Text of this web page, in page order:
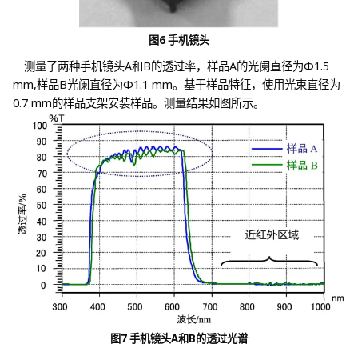
图6 手机镜头
测量了两种手机镜头A和B的透过率，样品A的光阑直径为Φ1.5
mm,样品B光阑直径为Φ1.1 mm。基于样品特征，使用光束直径为
0.7 mm的样品支架安装样品。测量结果如图所示。
图7 手机镜头A和B的透过光谱